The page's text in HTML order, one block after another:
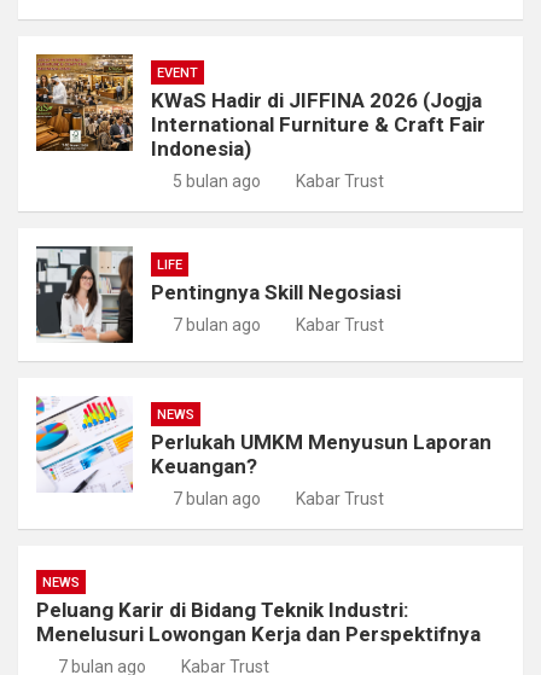
EVENT
KWaS Hadir di JIFFINA 2026 (Jogja
International Furniture & Craft Fair
Indonesia)
5 bulan ago Kabar Trust
LIFE
Pentingnya Skill Negosiasi
7 bulan ago Kabar Trust
NEWS
Perlukah UMKM Menyusun Laporan
Keuangan?
7 bulan ago Kabar Trust
NEWS
Peluang Karir di Bidang Teknik Industri:
Menelusuri Lowongan Kerja dan Perspektifnya
7 bulan ago Kabar Trust